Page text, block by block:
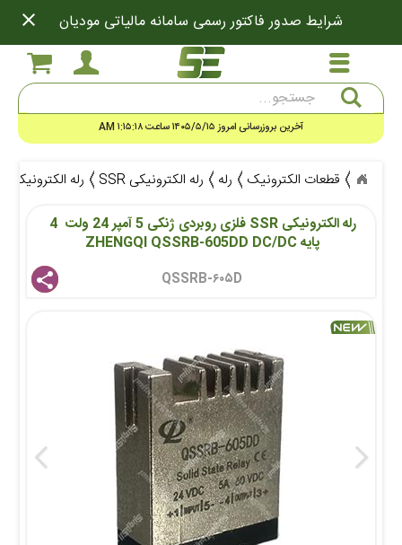
شرایط صدور فاکتور رسمی سامانه مالیاتی مودیان close
آخرین بروزرسانی امروز ۱۴۰۵/۵/۱۵ ساعت ۱:۱۵:۱۸ AM
قطعات الکترونیک رله رله الکترونیکی SSR
رله الکترونیکی
پایه ZHENGQI QSSRB-605DD DC/DC
QSSRB-۶۰۵D share